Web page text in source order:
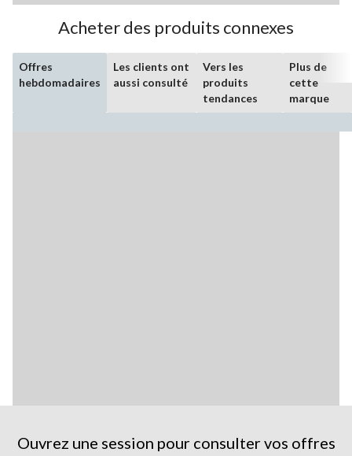
Acheter des produits connexes
Offres
hebdomadaires
Les clients ont
aussi consulté
Vers les
produits
tendances
Plus de
cette
marque
Ouvrez une session pour consulter vos offres